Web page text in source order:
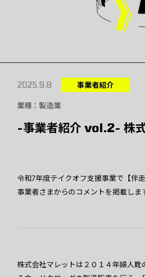
2025.9.8 事業者紹介
業種 製造業
-事業者紹介 vol.2- 株
令和7年度テイクオフ支援事業で【伴
事業者さまからのコメントを掲載しま
株式会社マレットは２０１４年婦人